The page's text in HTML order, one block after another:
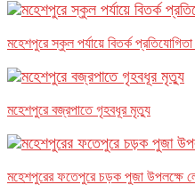
মহেশপুরে স্কুল পর্যায়ে বিতর্ক
মহেশপুরে বজ্রপাতে গৃহবধূর মৃত্যু
মহেশপুরের ফতেপুরে চড়ক পুজা উপলক্ষে